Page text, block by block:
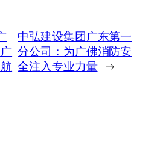
中弘建设集团广东第一
分公司：为广佛消防安
全注入专业力量 →